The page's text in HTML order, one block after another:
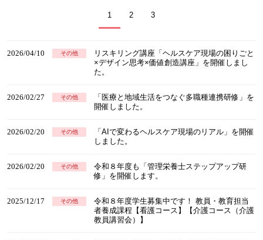
1 2 3
2026/04/10 その他
リスキリング講座「ヘルスケア現場の困りごと
×デザイン思考×価値創造講座」を開催しまし
た。
2026/02/27 その他
「医療と地域生活をつなぐ多職種連携研修」を
開催しました。
2026/02/20 その他
「AIで変わるヘルスケア現場のリアル」を開催
しました。
2026/02/20 その他
令和８年度も「管理栄養士ステップアップ研
修」を開催します。
2025/12/17 その他
令和８年度学生募集中です！ 教員・教育担当
者養成課程【看護コース】【介護コース（介護
教員講習会）】